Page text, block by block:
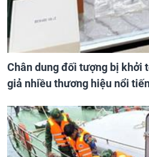
Chân dung đối tượng bị khởi
giả nhiều thương hiệu nổi